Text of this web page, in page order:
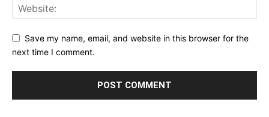
Save my name, email, and website in this browser for the
next time I comment.